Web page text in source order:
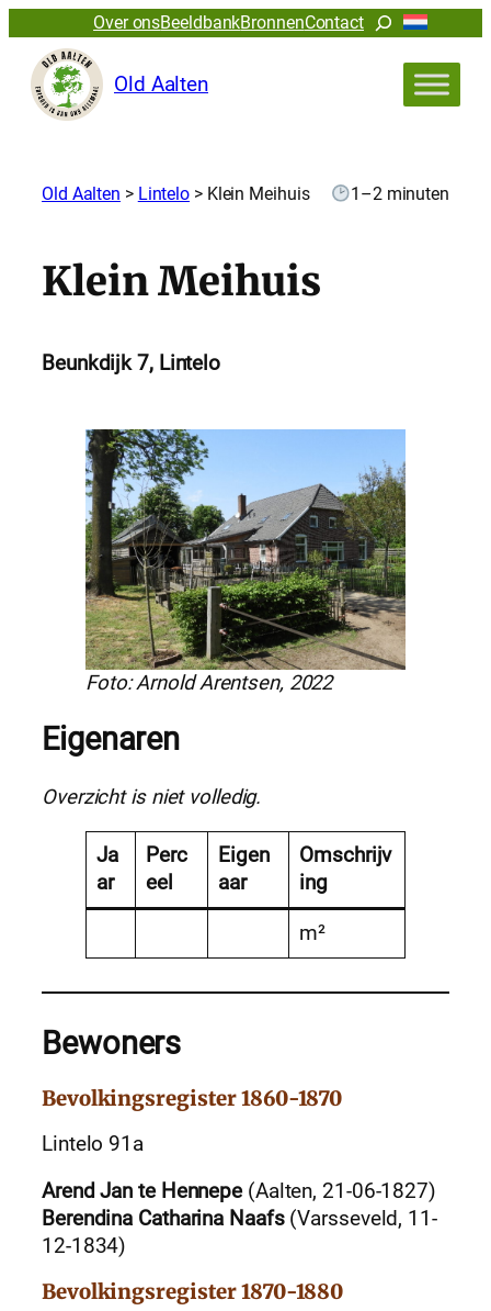
Over onsBeeldbankBronnenContactZoeken
Old Aalten
Old Aalten > Lintelo > Klein Meihuis 1–2 minuten
Klein Meihuis
Beunkdijk 7, Lintelo
Foto: Arnold Arentsen, 2022
Eigenaren
Overzicht is niet volledig.
Ja
ar
Perc
eel
Eigen
aar
Omschrijv
ing
m²
Bewoners
Bevolkingsregister 1860-1870
Lintelo 91a
Arend Jan te Hennepe(Aalten, 21-06-1827)
Berendina Catharina Naafs(Varsseveld, 11-
12-1834)
Bevolkingsregister 1870-1880